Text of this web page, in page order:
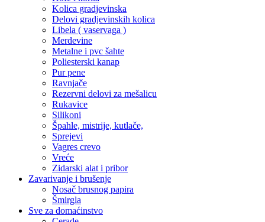
Kolica gradjevinska
Delovi gradjevinskih kolica
Libela ( vaservaga )
Merdevine
Metalne i pvc šahte
Poliesterski kanap
Pur pene
Ravnjače
Rezervni delovi za mešalicu
Rukavice
Silikoni
Špahle, mistrije, kutlače,
Sprejevi
Vagres crevo
Vreće
Zidarski alat i pribor
Zavarivanje i brušenje
Nosač brusnog papira
Šmirgla
Sve za domaćinstvo